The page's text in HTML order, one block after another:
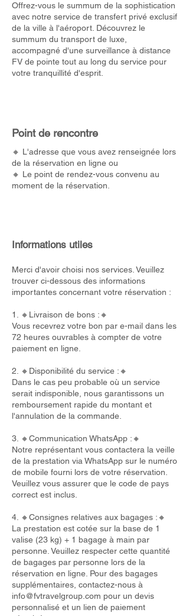
Offrez-vous le summum de la sophistication
avec notre service de transfert privé exclusif
de la ville à l'aéroport. Découvrez le
summum du transport de luxe,
accompagné d'une surveillance à distance
FV de pointe tout au long du service pour
votre tranquillité d'esprit.
Point de rencontre
🔸 L'adresse que vous avez renseignée lors
de la réservation en ligne ou
🔸 Le point de rendez-vous convenu au
moment de la réservation.
Informations utiles
Merci d'avoir choisi nos services. Veuillez
trouver ci-dessous des informations
importantes concernant votre réservation :
1. 🔸Livraison de bons :🔸
Vous recevrez votre bon par e-mail dans les
72 heures ouvrables à compter de votre
paiement en ligne.
2. 🔸Disponibilité du service :🔸
Dans le cas peu probable où un service
serait indisponible, nous garantissons un
remboursement rapide du montant et
l'annulation de la commande.
3. 🔸Communication WhatsApp :🔸
Notre représentant vous contactera la veille
de la prestation via WhatsApp sur le numéro
de mobile fourni lors de votre réservation.
Veuillez vous assurer que le code de pays
correct est inclus.
4. 🔸Consignes relatives aux bagages :🔸
La prestation est cotée sur la base de 1
valise (23 kg) + 1 bagage à main par
personne. Veuillez respecter cette quantité
de bagages par personne lors de la
réservation en ligne. Pour des bagages
supplémentaires, contactez-nous à
info@fvtravelgroup.com pour un devis
personnalisé et un lien de paiement